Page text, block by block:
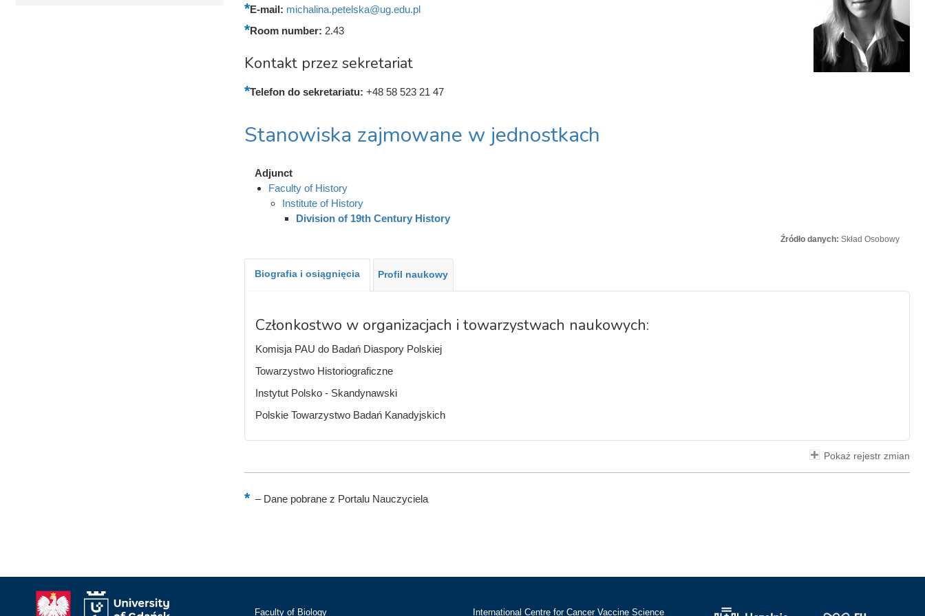
E-mail: michalina.petelska@ug.edu.pl
Room number: 2.43
Kontakt przez sekretariat
Telefon do sekretariatu: +48 58 523 21 47
Stanowiska zajmowane w jednostkach
Adjunct
Faculty of History
Institute of History
Division of 19th Century History
Źródło danych: Skład Osobowy
Biografia i osiągnięcia Profil naukowy
Członkostwo w organizacjach i towarzystwach naukowych:
Komisja PAU do Badań Diaspory Polskiej
Towarzystwo Historiograficzne
Instytut Polsko - Skandynawski
Polskie Towarzystwo Badań Kanadyjskich
Pokaż rejestr zmian
–Dane pobrane z Portalu Nauczyciela
Faculty of Biology International Centre for Cancer Vaccine Science